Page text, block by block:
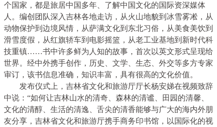
个国家，都是旅居中国多年、了解中国文化的国际资深媒体
人。编创团队深入吉林各地走访，从火山地貌到冰雪雾凇，从
动物保护到边境风情，从萨满文化到东北习俗，从美食美饮到
滑雪度假，从红旗轿车到电影摇篮，从老工业基地到新时代科
技重镇……书中许多鲜为人知的故事，首次以英文形式呈现给
世界。经中外携手创作，历史、文学、生态、外交等多方专家
审订，该书信息准确，知识丰富，具有很高的文化价值。
发布仪式上，吉林省文化和旅游厅厅长杨安娣在视频致辞
中说：“如何让吉林山水的清奇、森林的清谧、田园的清馨、
文化的清醇、生活的清逸、舌尖的清香能够与广大的海内外朋
友分享，吉林省文化和旅游厅携手商务印书馆，以国际化的视